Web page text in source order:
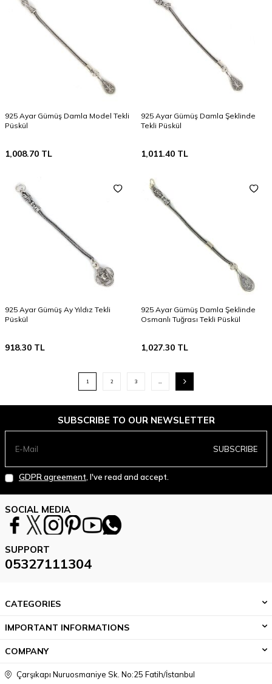
925 Ayar Gümüş Damla Model Tekli
Püskül
1,008.70 TL
925 Ayar Gümüş Damla Şeklinde
Tekli Püskül
1,011.40 TL
925 Ayar Gümüş Ay Yıldız Tekli
Püskül
918.30 TL
925 Ayar Gümüş Damla Şeklinde
Osmanlı Tuğrası Tekli Püskül
1,027.30 TL
1 2 3 …
SUBSCRIBE TO OUR NEWSLETTER
SUBSCRIBE
GDPR agreement , I've read and accept.
SOCIAL MEDIA
SUPPORT
05327111304
CATEGORIES
IMPORTANT INFORMATIONS
COMPANY
Çarşıkapı Nuruosmaniye Sk. No:25 Fatih/İstanbul